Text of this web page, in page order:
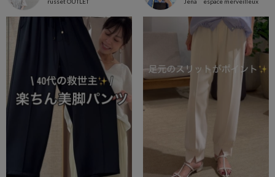
russet OUTLET
Jena espace merveilleux